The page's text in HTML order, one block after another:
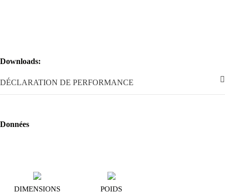
Downloads:
DÉCLARATION DE PERFORMANCE
Données
DIMENSIONS POIDS